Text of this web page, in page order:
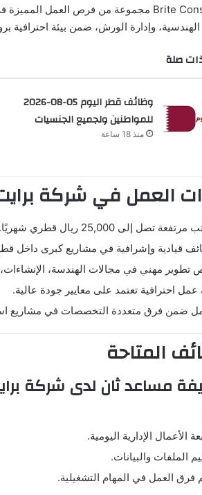
Brite مجموعة من فرص العمل المميزة في
الهندسية، وإدارة الورش، ضمن بيئة احترافية
صلة
وظائف قطر اليوم 05-08-2026
للمواطنين ولجميع الجنسيات
منذ 18 ساعة
العمل في شركة
تصل إلى 25,000 ريال قطري شهريًا.
قيادية وإشرافية في مشاريع كبرى داخل
تطوير مهني في مجالات الهندسة، الإنشاءات،
عمل احترافية تعتمد على معايير جودة عالية.
ضمن فرق متعددة التخصصات في مشاريع
المتاحة
شركة
الأعمال الإدارية اليومية.
الملفات والبيانات.
فرق العمل في المهام التشغيلية.